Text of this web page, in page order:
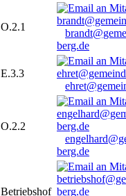
O.2.1
berg.de
E.3.3
O.2.2
berg.de
Betriebshof